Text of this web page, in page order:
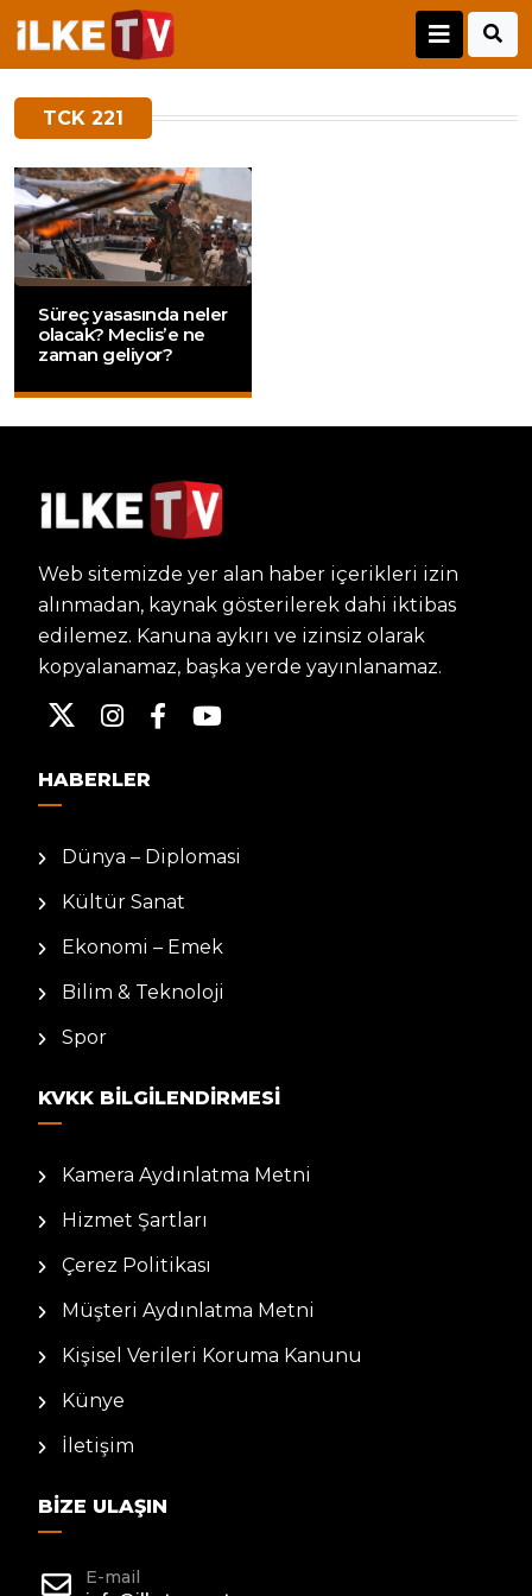
TCK 221
Süreç yasasında neler
olacak? Meclis’e ne
zaman geliyor?
Web sitemizde yer alan haber içerikleri izin
alınmadan, kaynak gösterilerek dahi iktibas
edilemez. Kanuna aykırı ve izinsiz olarak
kopyalanamaz, başka yerde yayınlanamaz.
HABERLER
Dünya – Diplomasi
Kültür Sanat
Ekonomi – Emek
Bilim & Teknoloji
Spor
KVKK BILGILENDIRMESI
Kamera Aydınlatma Metni
Hizmet Şartları
Çerez Politikası
Müşteri Aydınlatma Metni
Kişisel Verileri Koruma Kanunu
Künye
İletişim
BIZE ULAŞIN
E-mail